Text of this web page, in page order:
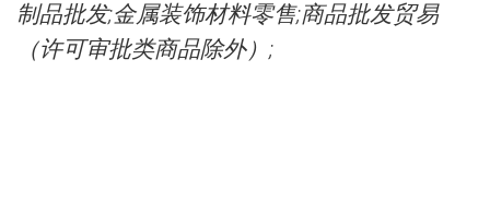
制品批发;金属装饰材料零售;商品批发贸易
（许可审批类商品除外）;